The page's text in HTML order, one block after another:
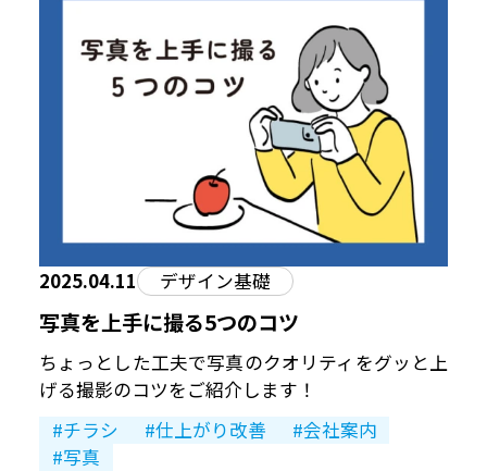
2025.04.11 デザイン基礎
写真を上手に撮る5つのコツ
ちょっとした工夫で写真のクオリティをグッと上
げる撮影のコツをご紹介します！
チラシ
仕上がり改善
会社案内
写真